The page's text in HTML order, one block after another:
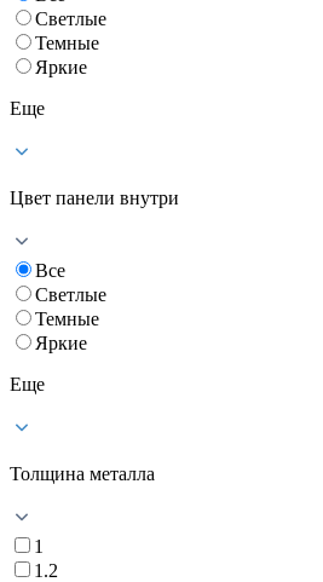
Светлые
Темные
Яркие
Еще
Цвет панели внутри
Все
Светлые
Темные
Яркие
Еще
Толщина металла
1
1.2